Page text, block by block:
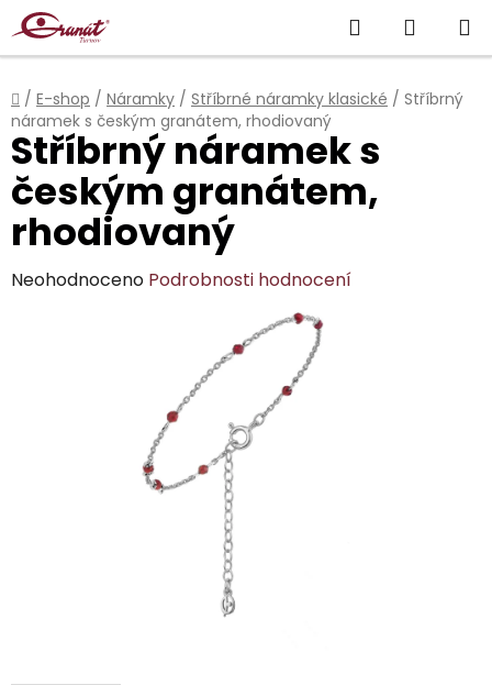
Přejít
na
obsah
Hledat
KOŠÍK
Domů
/ E-shop / Náramky / Stříbrné náramky klasické / Stříbrný
náramek s českým granátem, rhodiovaný
Stříbrný náramek s
českým granátem,
rhodiovaný
Průměrné
Neohodnoceno Podrobnosti hodnocení